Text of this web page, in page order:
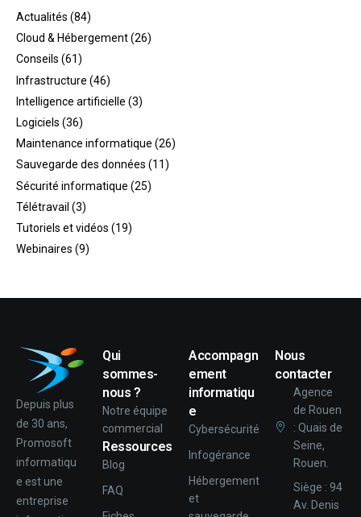
Actualités (84)
Cloud & Hébergement(26)
Conseils (61)
Infrastructure (46)
Intelligence artificielle (3)
Logiciels (36)
Maintenance informatique (26)
Sauvegarde des données (11)
Sécurité informatique (25)
Télétravail (3)
Tutoriels et vidéos (19)
Webinaires (9)
Depuis plus
de 30 ans,
Promosoft
informatiqu
e est une
entreprise
Qui
sommes-
nous ?
Notre équipe
commercial
Ressources
Blog
FAQ
Accompagn
ement
informatiqu
e
Cybersécurité
Infogérance
Hébergement
et
Nous
contacter
Agence
de Rouen
: Quais de
Seine,
Rouen.
Siège : 94
Av. Denis